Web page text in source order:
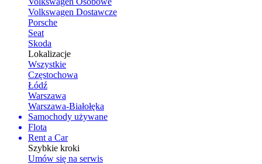
Volkswagen Dostawcze
Porsche
Seat
Skoda
Lokalizacje
Wszystkie
Częstochowa
Łódź
Warszawa
Warszawa-Białołęka
Samochody używane
Flota
Rent a Car
Szybkie kroki
Umów się na serwis